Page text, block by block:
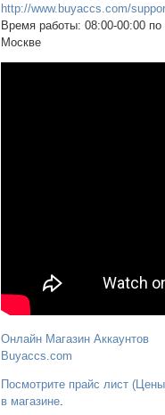
http://www.buyaccs.com/
Время работы: 08:00-00:00 по
Москве
Онлайн Магазин Аккаунтов
Buyaccs.com
Посмотрите прайс лист
в магазине.